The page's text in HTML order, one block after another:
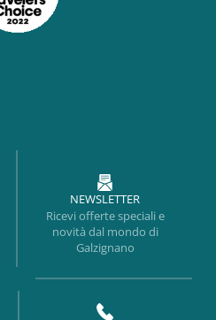
NEWSLETTER
Ricevi offerte speciali e
novità dal mondo di
Galzignano